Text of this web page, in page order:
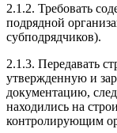
2.1.2. Требовать
подрядной
субподрядчиков).
2.1.3. Передавать
утвержденную и
документацию,
находились на
контролирующим